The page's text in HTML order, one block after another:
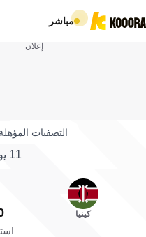
مباشر
إعلان
التصفيات
11 يونيو 2024
كينيا